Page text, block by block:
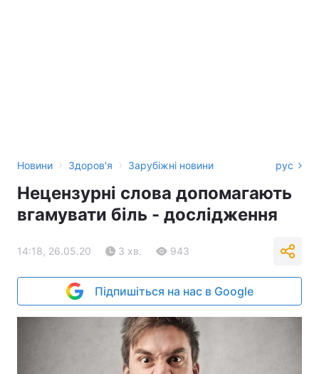
Новини › Здоров'я › Зарубіжні новини рус
Нецензурні слова допомагають
вгамувати біль - дослідження
14:18, 26.05.20 3 хв. 943
Підпишіться на нас в Google